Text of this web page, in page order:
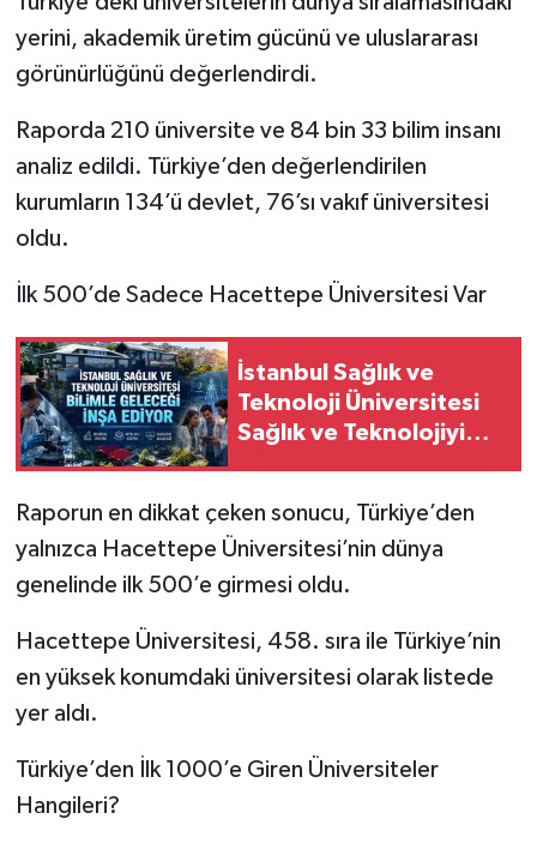
yerini, akademik üretim gücünü ve uluslararası
görünürlüğünü değerlendirdi.
Raporda 210 üniversite ve 84 bin 33 bilim insanı
analiz edildi. Türkiye’den değerlendirilen
kurumların 134’ü devlet, 76’sı vakıf üniversitesi
oldu.
İlk 500’de Sadece Hacettepe Üniversitesi Var
İstanbul Sağlık ve
Teknoloji Üniversitesi
Sağlık ve Teknolojiyi
Raporun en dikkat çeken sonucu, Türkiye’den
yalnızca Hacettepe Üniversitesi’nin dünya
genelinde ilk 500’e girmesi oldu.
Hacettepe Üniversitesi, 458. sıra ile Türkiye’nin
en yüksek konumdaki üniversitesi olarak listede
yer aldı.
Türkiye’den İlk 1000’e Giren Üniversiteler
Hangileri?